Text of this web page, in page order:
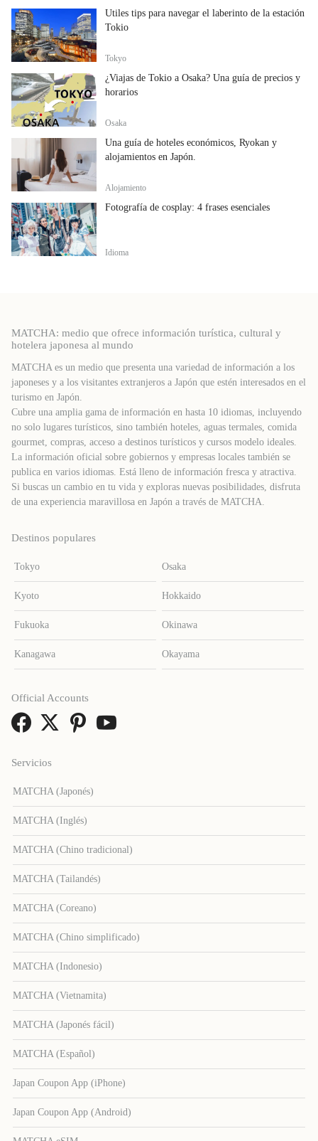
Útiles tips para navegar el laberinto de la estación
Tokio
Tokyo
¿Viajas de Tokio a Osaka? Una guía de precios y
horarios
Osaka
Una guía de hoteles económicos, Ryokan y
alojamientos en Japón.
Alojamiento
Fotografía de cosplay: 4 frases esenciales
Idioma
MATCHA: medio que ofrece información turística, cultural y
hotelera japonesa al mundo
MATCHA es un medio que presenta una variedad de información a los
japoneses y a los visitantes extranjeros a Japón que estén interesados ​​en el
turismo en Japón.
Cubre una amplia gama de información en hasta 10 idiomas, incluyendo
no solo lugares turísticos, sino también hoteles, aguas termales, comida
gourmet, compras, acceso a destinos turísticos y cursos modelo ideales.
La información oficial sobre gobiernos y empresas locales también se
publica en varios idiomas. Está lleno de información fresca y atractiva.
Si buscas un cambio en tu vida y exploras nuevas posibilidades, disfruta
de una experiencia maravillosa en Japón a través de MATCHA.
Destinos populares
Tokyo Osaka
Kyoto Hokkaido
Fukuoka Okinawa
Kanagawa Okayama
Servicios
MATCHA (Japonés)
MATCHA (Inglés)
MATCHA (Chino tradicional)
MATCHA (Tailandés)
MATCHA (Coreano)
MATCHA (Chino simplificado)
MATCHA (Indonesio)
MATCHA (Vietnamita)
MATCHA (Japonés fácil)
MATCHA (Español)
Japan Coupon App (iPhone)
Japan Coupon App (Android)
Official Accounts